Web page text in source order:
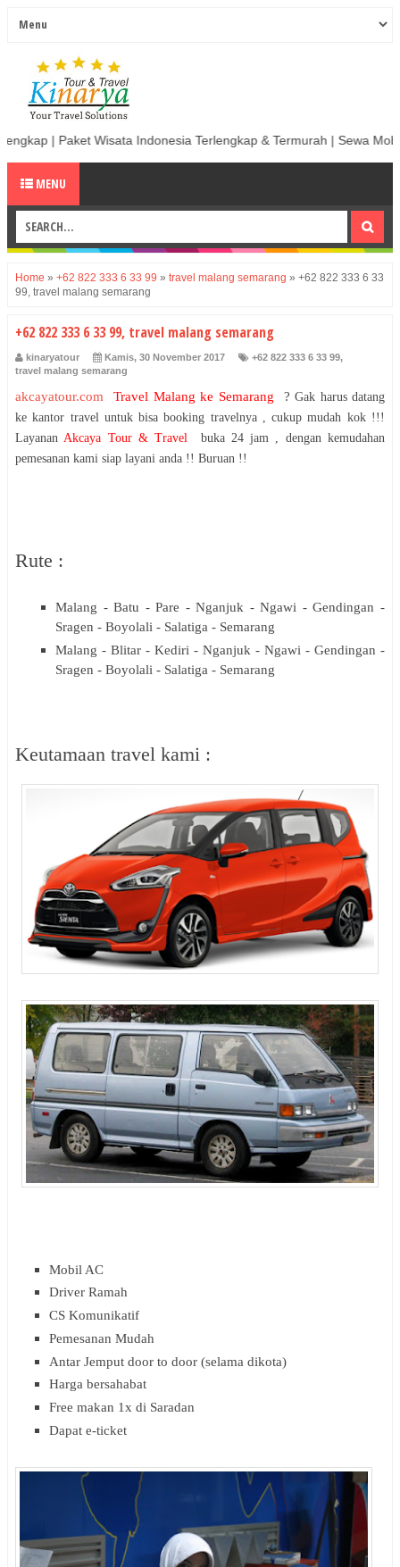
Indonesia Terlengkap & Termurah | Sewa Mobil termurah &
MENU
Home » +62 822 333 6 33 99 » travel malang semarang » +62 822 333 6 33
99, travel malang semarang
+62 822 333 6 33 99, travel malang semarang
kinaryatour Kamis, 30 November 2017 +62 822 333 6 33 99,
travel malang semarang
akcayatour.com Travel Malang ke Semarang ? Gak harus datang
ke kantor travel untuk bisa booking travelnya , cukup mudah kok !!!
Layanan Akcaya Tour & Travel
buka 24 jam , dengan kemudahan
pemesanan kami siap layani anda !! Buruan !!
Rute :
Malang - Batu - Pare - Nganjuk - Ngawi - Gendingan -
Sragen - Boyolali - Salatiga - Semarang
Malang - Blitar - Kediri - Nganjuk - Ngawi - Gendingan -
Sragen - Boyolali - Salatiga - Semarang
Keutamaan travel kami :
Mobil AC
Driver Ramah
CS Komunikatif
Pemesanan Mudah
Antar Jemput door to door (selama dikota)
Harga bersahabat
Free makan 1x di Saradan
Dapat e-ticket